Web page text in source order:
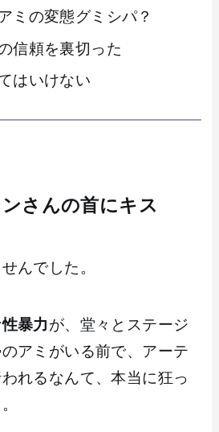
ミの変態グミシパ？
信頼を裏切った
はいけない
さんの首にキス
んでした。
暴力が、堂々とステージ
アミがいる前で、アーテ
れるなんて、本当に狂っ